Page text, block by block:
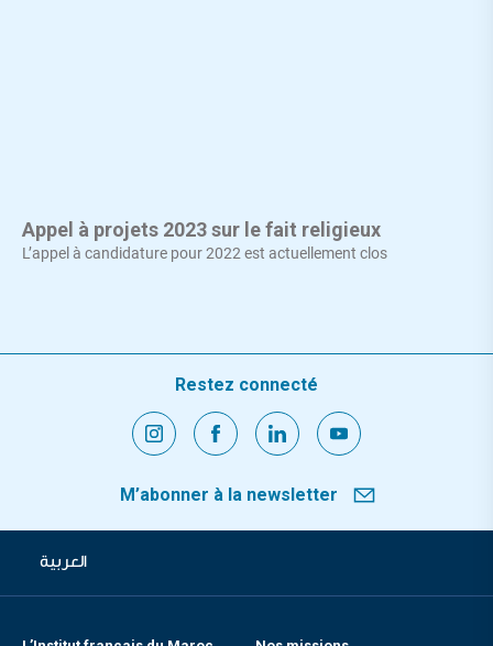
Appel à projets 2023 sur le fait religieux
L’appel à candidature pour 2022 est actuellement clos
Restez connecté
M’abonner à la newsletter
العربية